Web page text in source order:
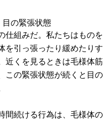
目の緊張状態
仕組みだ。私たちはものを
を引っ張ったり緩めたりす
近くを見るときは毛様体筋
この緊張状態が続くと目の
間続ける行為は、毛様体の